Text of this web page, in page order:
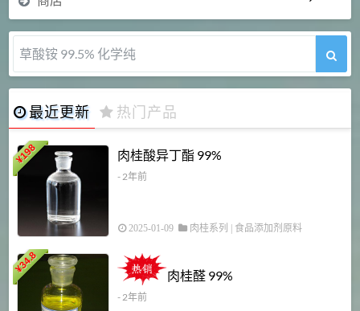
5-甲氧基吲哚 98%
最近更新 热门产品
¥
198 肉桂酸异丁酯 99%
- 2年前
2025-01-09 肉桂系列 食品添加剂原料
¥
34.8
肉桂醛 99%
- 2年前